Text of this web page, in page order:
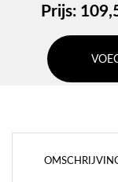
Prijs: